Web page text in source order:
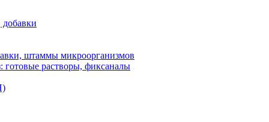
добавки
штаммы микроорганизмов
готовые растворы, фиксаналы